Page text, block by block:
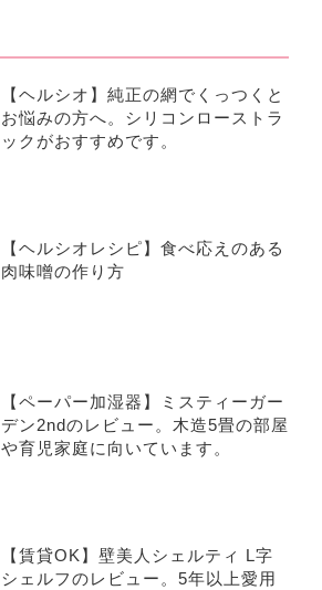
【ヘルシオ】純正の網でくっつくと
お悩みの方へ。シリコンローストラ
ックがおすすめです。
【ヘルシオレシピ】食べ応えのある
肉味噌の作り方
【ペーパー加湿器】ミスティーガー
デン2ndのレビュー。木造5畳の部屋
や育児家庭に向いています。
【賃貸OK】壁美人シェルティ L字
シェルフのレビュー。5年以上愛用